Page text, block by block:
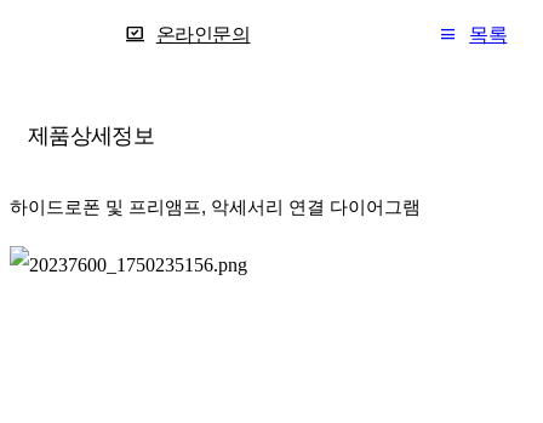
온라인문의 목록
제품상세정보
하이드로폰 및 프리앰프, 악세서리 연결 다이어그램